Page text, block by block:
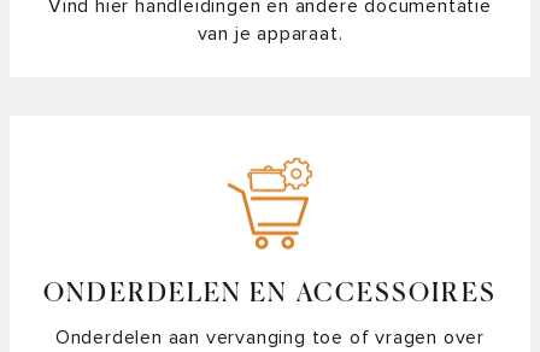
Vind hier handleidingen en andere documentatie
van je apparaat.
ONDERDELEN EN ACCESSOIRES
Onderdelen aan vervanging toe of vragen over